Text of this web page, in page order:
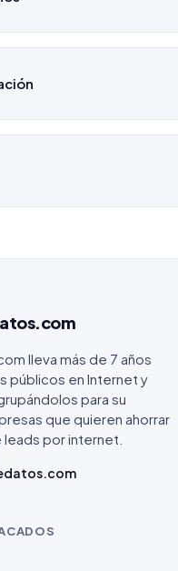
.com
lleva más de 7 años
públicos en Internet y
para su
que quieren ahorrar
por internet.